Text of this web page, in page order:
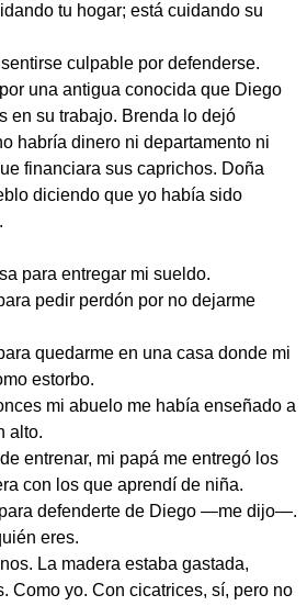
tu hogar; está cuidando su
culpable por defenderse.
una antigua conocida que Diego
en su trabajo. Brenda lo dejó
habría dinero ni departamento ni
financiara sus caprichos. Doña
diciendo que yo había sido
para entregar mi sueldo.
pedir perdón por no dejarme
quedarme en una casa donde mi
estorbo.
mi abuelo me había enseñado a
alto.
entrenar, mi papá me entregó los
con los que aprendí de niña.
defenderte de Diego —me dijo—.
eres.
La madera estaba gastada,
Como yo. Con cicatrices, sí, pero no